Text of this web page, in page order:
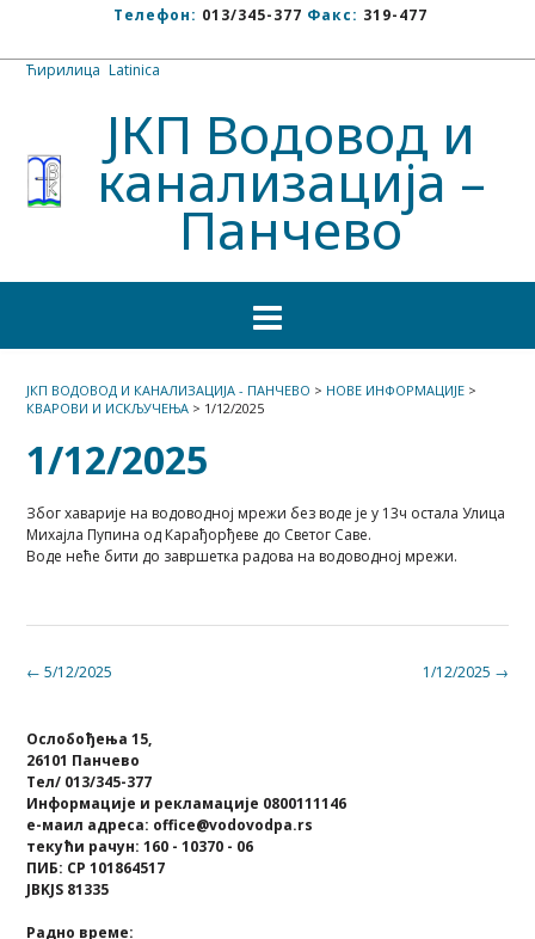
Телефон: 013/345-377 Факс: 319-477
Ћирилица Latinica
ЈКП Водовод и
канализација –
Панчево
ЈКП ВОДОВОД И КАНАЛИЗАЦИЈА - ПАНЧЕВО > НОВЕ ИНФОРМАЦИЈЕ >
КВАРОВИ И ИСКЉУЧЕЊА > 1/12/2025
1/12/2025
Због хаварије на водоводној мрежи без воде је у 13ч остала Улица
Михајла Пупина од Карађорђеве до Светог Саве.
Воде неће бити до завршетка радова на водоводној мрежи.
Post 1/12/2025 →
← 5/12/2025
Ослобођења 15,
26101 Панчево
Тел/ 013/345-377
Информације и рекламације 0800111146
е-маил адреса: office@vodovodpa.rs
текући рачун: 160 - 10370 - 06
ПИБ: СР 101864517
JBKJS 81335
Радно време: